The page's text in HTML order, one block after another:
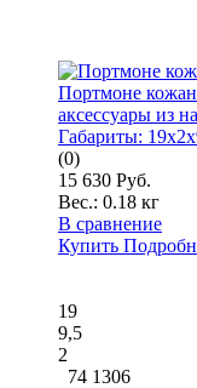
Портмоне
аксессуары из
Габариты:
(0)
15 630 Руб.
Вес.: 0.18 кг
В сравнение
Купить
19
9,5
2
74 1306